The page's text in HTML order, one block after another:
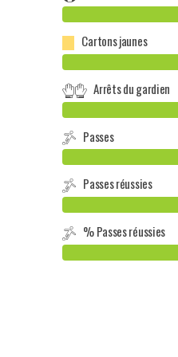
Cartons jaunes
Arrêts du gardien
Passes
Passes réussies
% Passes réussies